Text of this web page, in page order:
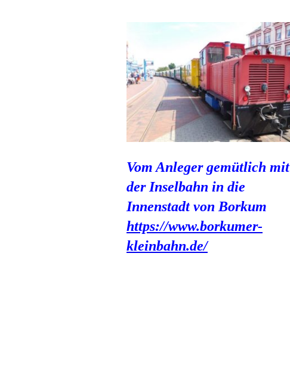
Vom Anleger gemütlich mit
der Inselbahn in die
Innenstadt von Borkum
https://www.borkumer-
kleinbahn.de/